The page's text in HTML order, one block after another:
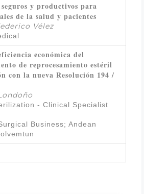
y productivos para
de la salud y pacientes
Vélez
económica del
de reprocesamiento estéril
con la nueva Resolución 194 /
- Clinical Specialist
Business; Andean